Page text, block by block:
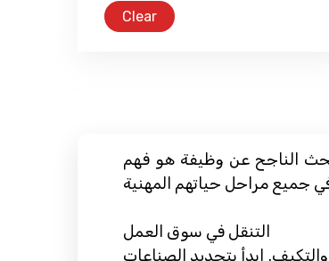
Clear
الناجح عن وظيفة هو فهم
التنقل في سوق العمل
ابدأ بتحديد الصناعات